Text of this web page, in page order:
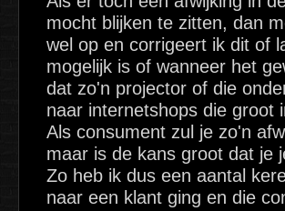
mocht blijken te zitten, dan
wel op en corrigeert ik dit of
mogelijk is of wanneer het
dat zo'n projector of die
naar internetshops die groot
Als consument zul je zo'n
maar is de kans groot dat je
Zo heb ik dus een aantal
naar een klant ging en die